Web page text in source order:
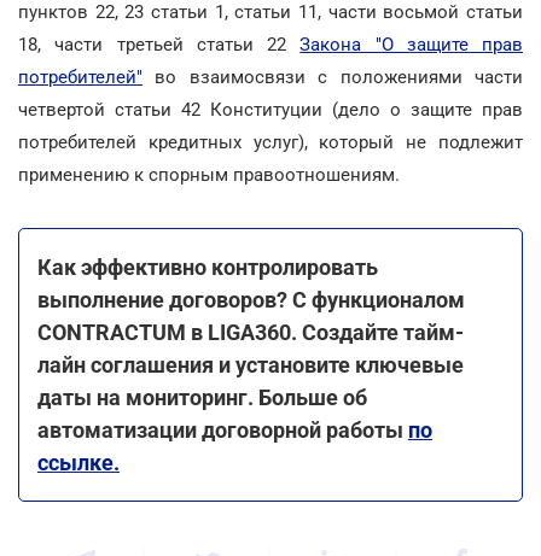
пунктов 22, 23 статьи 1, статьи 11, части восьмой статьи
18, части третьей статьи 22Закона "О защите прав
потребителей" во взаимосвязи с положениями части
четвертой статьи 42 Конституции (дело о защите прав
потребителей кредитных услуг), который не подлежит
применению к спорным правоотношениям.
Как эффективно контролировать
выполнение договоров? С функционалом
CONTRACTUM в LIGA360. Создайте тайм-
лайн соглашения и установите ключевые
даты на мониторинг. Больше об
автоматизации договорной работы по
ссылке.